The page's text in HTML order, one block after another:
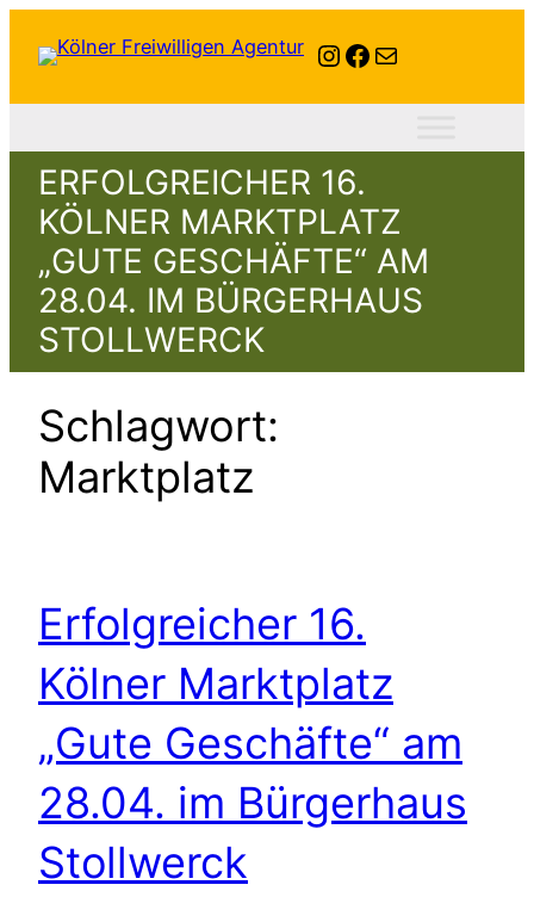
Inhalt
Instagram
Facebook
E-Mail
ERFOLGREICHER 16.
KÖLNER MARKTPLATZ
„GUTE GESCHÄFTE“ AM
28.04. IM BÜRGERHAUS
STOLLWERCK
Schlagwort:
Marktplatz
Erfolgreicher 16.
Kölner Marktplatz
„Gute Geschäfte“ am
28.04. im Bürgerhaus
Stollwerck